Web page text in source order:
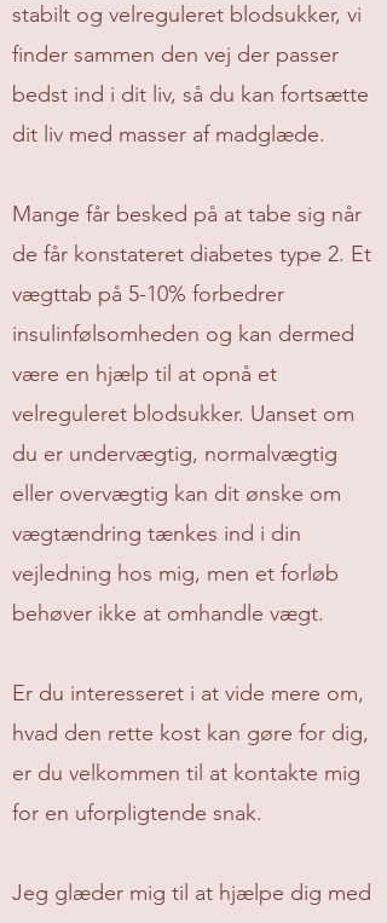
stabilt og velreguleret blodsukker, vi
finder sammen den vej der passer
bedst ind i dit liv, så du kan fortsætte
dit liv med masser af madglæde.
Mange får besked på at tabe sig når
de får konstateret diabetes type 2. Et
vægttab på 5-10% forbedrer
insulinfølsomheden og kan dermed
være en hjælp til at opnå et
velreguleret blodsukker. Uanset om
du er undervægtig, normalvægtig
eller overvægtig kan dit ønske om
vægtændring tænkes ind i din
vejledning hos mig, men et forløb
behøver ikke at omhandle vægt.
Er du interesseret i at vide mere om,
hvad den rette kost kan gøre for dig,
er du velkommen til at kontakte mig
for en uforpligtende snak.
Jeg glæder mig til at hjælpe dig med